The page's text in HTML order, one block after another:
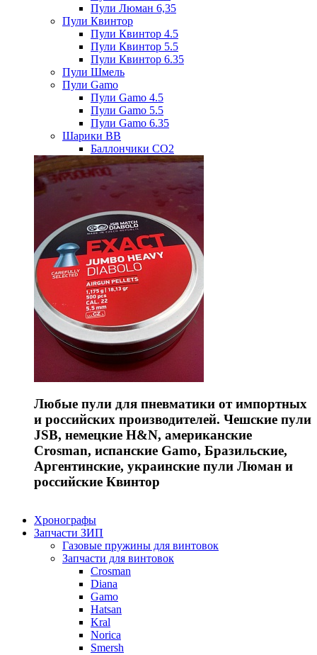
Пули Люман 6,35
Пули Квинтор
Пули Квинтор 4.5
Пули Квинтор 5.5
Пули Квинтор 6.35
Пули Шмель
Пули Gamo
Пули Gamo 4.5
Пули Gamo 5.5
Пули Gamo 6.35
Шарики BB
Баллончики CO2
Любые пули для пневматики от импортных
и российских производителей. Чешские пули
JSB, немецкие H&N, американские
Crosman, испанские Gamo, Бразильские,
Аргентинские, украинские пули Люман и
российские Квинтор
Хронографы
Запчасти ЗИП
Газовые пружины для винтовок
Запчасти для винтовок
Crosman
Diana
Gamo
Hatsan
Kral
Norica
Smersh